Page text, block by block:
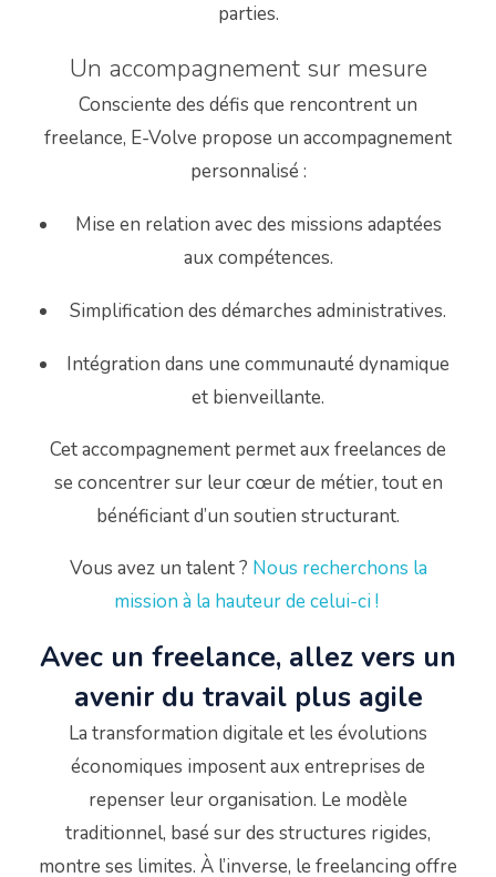
parties.
Un accompagnement sur mesure
Consciente des défis que rencontrent un
freelance, E-Volve propose un accompagnement
personnalisé :
Mise en relation avec des missions adaptées
aux compétences.
Simplification des démarches administratives.
Intégration dans une communauté dynamique
et bienveillante.
Cet accompagnement permet aux freelances de
se concentrer sur leur cœur de métier, tout en
bénéficiant d’un soutien structurant.
Vous avez un talent ? Nous recherchons la
mission à la hauteur de celui-ci !
Avec un freelance, allez vers un
avenir du travail plus agile
La transformation digitale et les évolutions
économiques imposent aux entreprises de
repenser leur organisation. Le modèle
traditionnel, basé sur des structures rigides,
montre ses limites. À l’inverse, le freelancing offre